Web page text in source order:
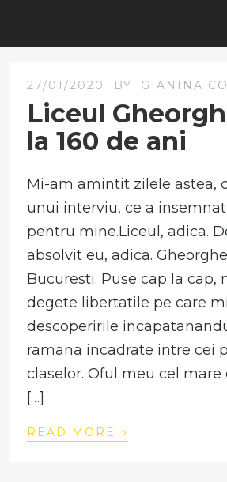
27/01/2020 BY GIANINA
Liceul
la 160 de ani
Mi-am amintit zilele astea,
unui interviu, ce a insemnat
pentru mine.Liceul, adica.
absolvit eu, adica.
Bucuresti. Puse cap la cap,
degete libertatile pe care
descoperirile
ramana incadrate intre cei
claselor. Oful meu cel mare
[…]
READ MORE ›